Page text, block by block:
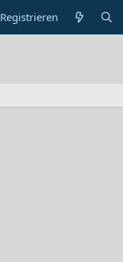
Registrieren